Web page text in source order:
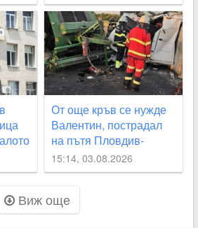
От още кръв се нужде
Валентин, пострадал
на пътя Пловдив-
Карлово
15:14, 03.08.2026
Виж още